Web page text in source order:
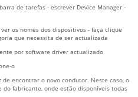
de tarefas - escrever Device Manager -
os nomes dos dispositivos - faça clique
que necessita de ser actualizada
por software driver actualizado
o
de encontrar o novo condutor. Neste caso, o
fabricante, onde estão disponíveis todas